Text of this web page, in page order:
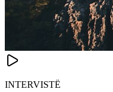
INTERVISTË